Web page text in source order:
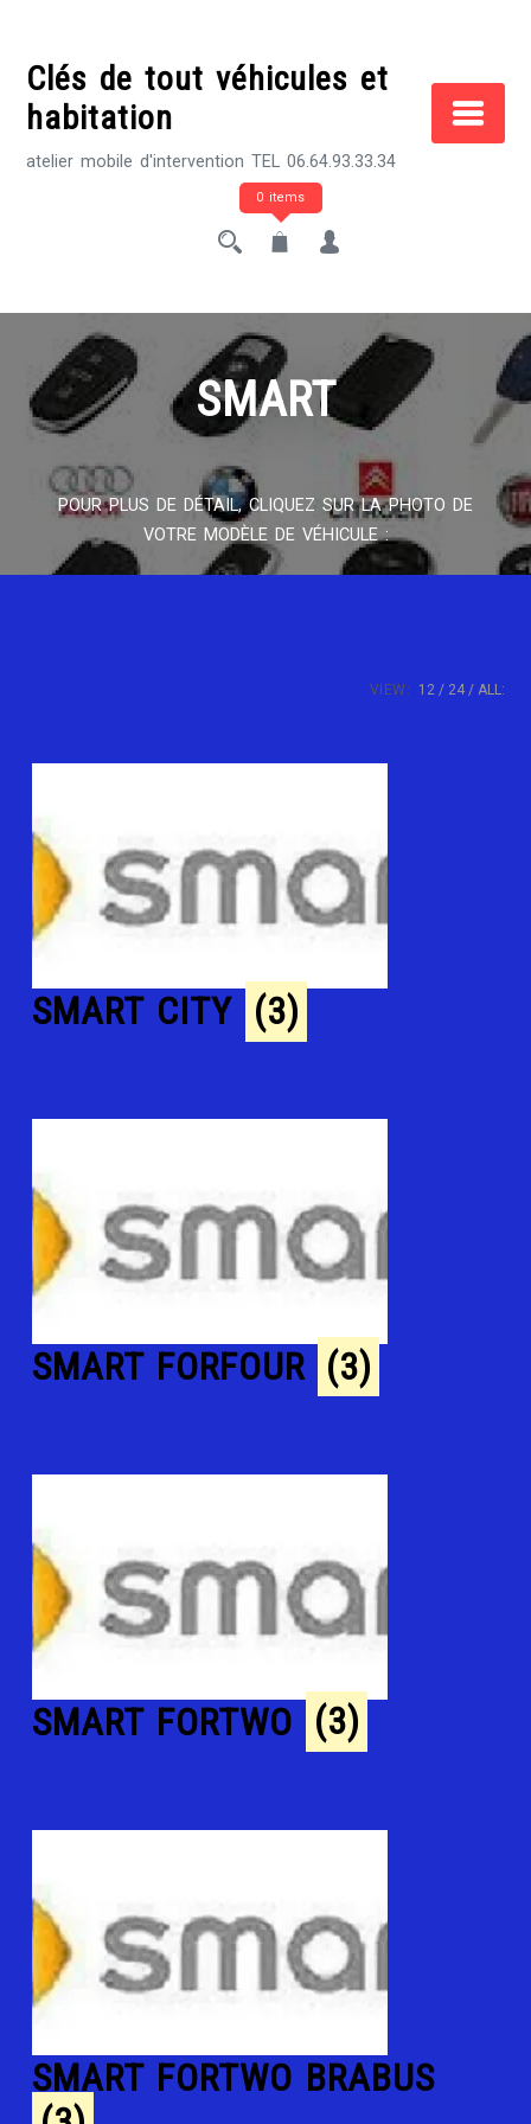
contentClés de tout véhicules et
habitation
atelier mobile d'intervention TEL 06.64.93.33.34
0 items
SMART
POUR PLUS DE DÉTAIL, CLIQUEZ SUR LA PHOTO DE
VOTRE MODÈLE DE VÉHICULE :
VIEW: 12 24 ALL:
SMART CITY (3)
SMART FORFOUR (3)
SMART FORTWO (3)
SMART FORTWO BRABUS